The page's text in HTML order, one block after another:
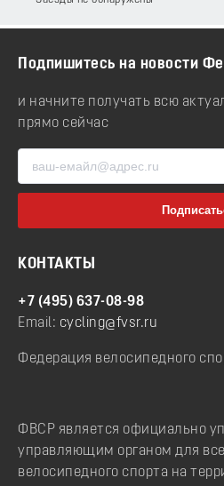
Подпишитесь на новости
и начните получать всю
прямо сейчас
КОНТАКТЫ
+7 (495) 637-08-98
Email: cycling@fvsr.ru
Федерация велосипедного
ФВСР является официально
управляющим органом для
велосипедного спорта на